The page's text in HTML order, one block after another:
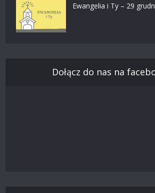
Ewangelia i Ty – 29
Dołącz do nas na